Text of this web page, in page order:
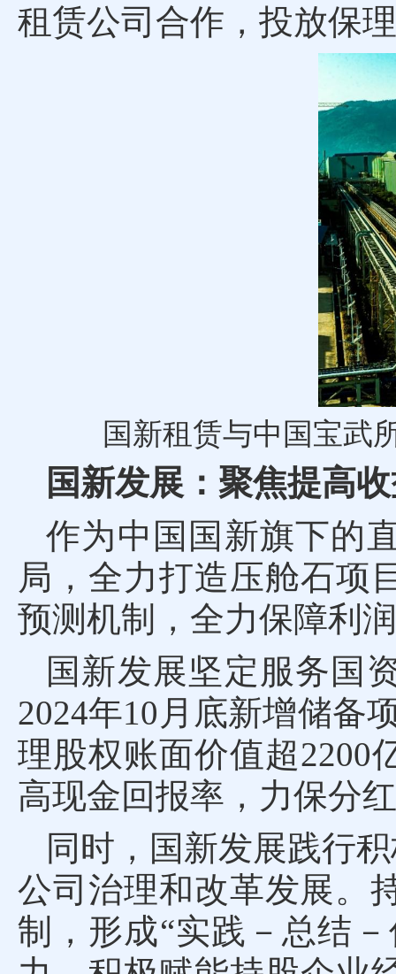
租赁公司合作，投放保
国新租赁与中国宝武
国新发展：聚焦提高
作为中国国新旗下的
局，全力打造压舱石项
预测机制，全力保障利
国新发展坚定服务国
2024年10月底新增储备
理股权账面价值超2200
高现金回报率，力保分
同时，国新发展践行
公司治理和改革发展。
制，形成“实践－总结